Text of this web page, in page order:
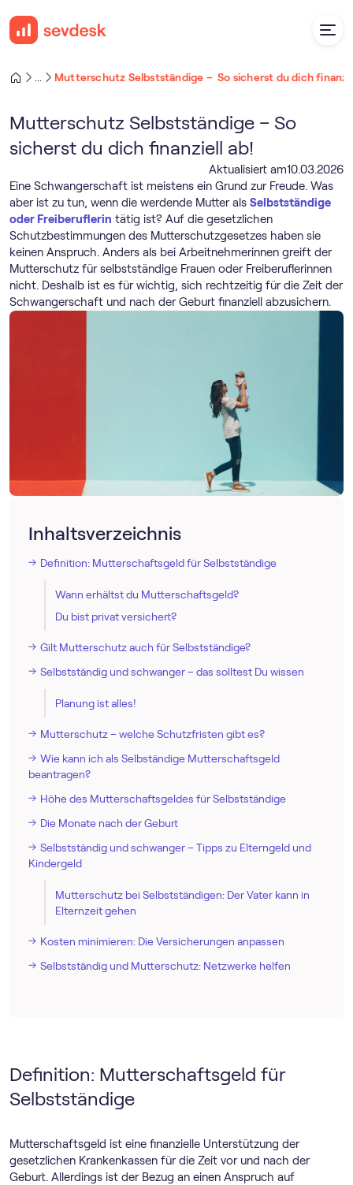
Mutterschutz Selbstständige –  So sicherst du dich
Mutterschutz Selbstständige – So
sicherst du dich finanziell ab!
Aktualisiert am10.03.2026
Eine Schwangerschaft ist meistens ein Grund zur Freude. Was
aber ist zu tun, wenn die werdende Mutter als Selbstständige
oder Freiberuflerin tätig ist? Auf die gesetzlichen
Schutzbestimmungen des Mutterschutzgesetzes haben sie
keinen Anspruch. Anders als bei Arbeitnehmerinnen greift der
Mutterschutz für selbstständige Frauen oder Freiberuflerinnen
nicht. Deshalb ist es für wichtig, sich rechtzeitig für die Zeit der
Schwangerschaft und nach der Geburt finanziell abzusichern.
Inhaltsverzeichnis
Definition: Mutterschaftsgeld für Selbstständige
Wann erhältst du Mutterschaftsgeld?
Du bist privat versichert?
Gilt Mutterschutz auch für Selbstständige?
Selbstständig und schwanger – das solltest Du wissen
Planung ist alles!
Mutterschutz – welche Schutzfristen gibt es?
Wie kann ich als Selbständige Mutterschaftsgeld
beantragen?
Höhe des Mutterschaftsgeldes für Selbstständige
Die Monate nach der Geburt
Selbstständig und schwanger – Tipps zu Elterngeld und
Kindergeld
Mutterschutz bei Selbstständigen: Der Vater kann in
Elternzeit gehen
Kosten minimieren: Die Versicherungen anpassen
Selbstständig und Mutterschutz: Netzwerke helfen
Definition: Mutterschaftsgeld für
Selbstständige
Mutterschaftsgeld ist eine finanzielle Unterstützung der
gesetzlichen Krankenkassen für die Zeit vor und nach der
Geburt. Allerdings ist der Bezug an einen Anspruch auf